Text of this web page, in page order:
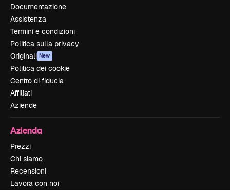
Documentazione
Assistenza
Termini e condizioni
Politica sulla privacy
Originali New
Politica dei cookie
Centro di fiducia
Affiliati
Aziende
Azienda
Prezzi
Chi siamo
Recensioni
Lavora con noi